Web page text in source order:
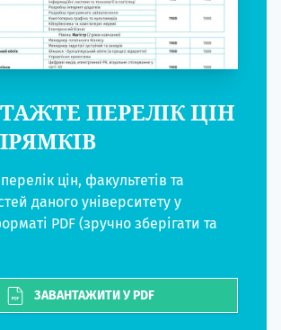
ПЕРЕЛІК ЦІН
цін, факультетів та
даного університету у
PDF (зручно зберігати та
ЗАВАНТАЖИТИ У PDF